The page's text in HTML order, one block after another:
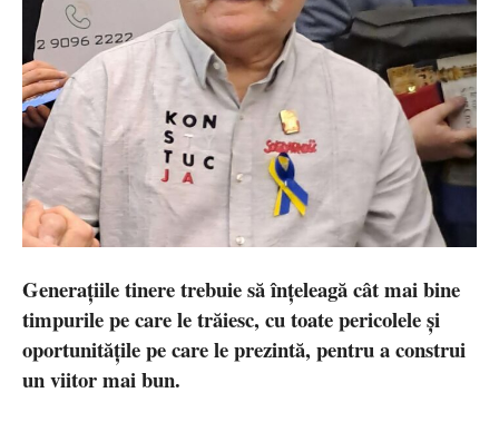
Generațiile tinere trebuie să înțeleagă cât mai bine
timpurile pe care le trăiesc, cu toate pericolele și
oportunitățile pe care le prezintă, pentru a construi
un viitor mai bun.